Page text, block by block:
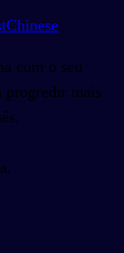
com o seu
progredir mais